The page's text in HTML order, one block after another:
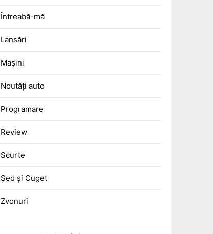
Întreabă-mă
Lansări
Mașini
Noutăți auto
Programare
Review
Scurte
Șed și Cuget
Zvonuri